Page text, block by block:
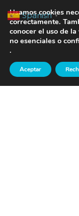
Saltar
contenido
Spanish ▼
Usamos cookies
correctamente.
conocer el uso de
no esenciales o
.
Aceptar